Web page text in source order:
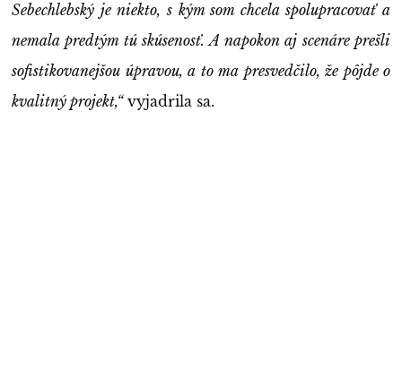
Sebechlebský je niekto, s kým som chcela spolupracovať a
nemala predtým tú skúsenosť. A napokon aj scenáre prešli
sofistikovanejšou úpravou, a to ma presvedčilo, že pôjde o
kvalitný projekt,“vyjadrila sa.